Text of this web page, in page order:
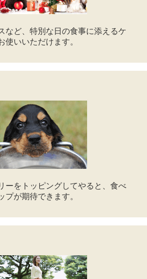
など、特別な日の食事に添えるケ
使いいただけます。
ーをトッピングしてやると、食べ
プが期待できます。